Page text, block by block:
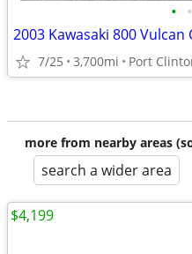
• •
2003 Kawasaki 800 Vulcan
7/25 3,700mi Port
more from nearby areas
search a wider area
$4,199